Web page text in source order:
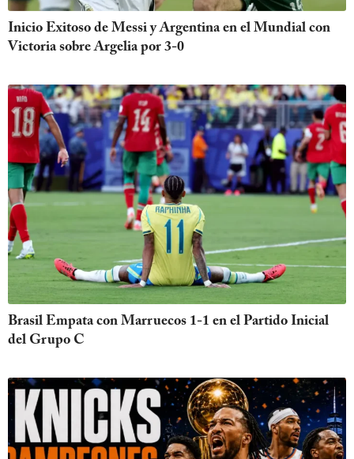
Inicio Exitoso de Messi y Argentina en el Mundial con
Victoria sobre Argelia por 3-0
Brasil Empata con Marruecos 1-1 en el Partido Inicial
del Grupo C